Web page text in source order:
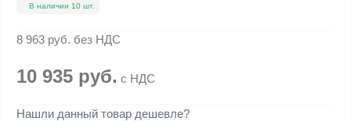
В наличии 10 шт.
8 963 руб. без НДС
10 935 руб. с НДС
Нашли данный товар дешевле?